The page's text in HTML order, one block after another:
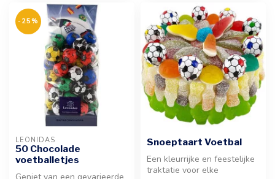
-25%
LEONIDAS
50 Chocolade
voetballetjes
Snoeptaart Voetbal
Een kleurrijke en feestelijke
traktatie voor elke